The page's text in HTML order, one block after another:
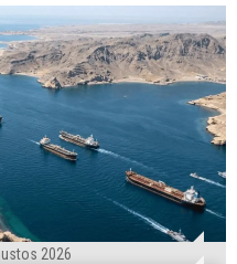
2026